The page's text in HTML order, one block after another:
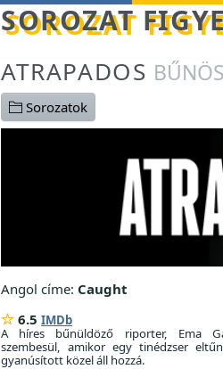
SOROZAT
ATRAPADOS
Sorozatok
Angol címe: Caught
6.5 IMDb
A híres bűnüldöző riporter, Ema
szembesül, amikor egy tinédzser
gyanúsított közel áll hozzá.